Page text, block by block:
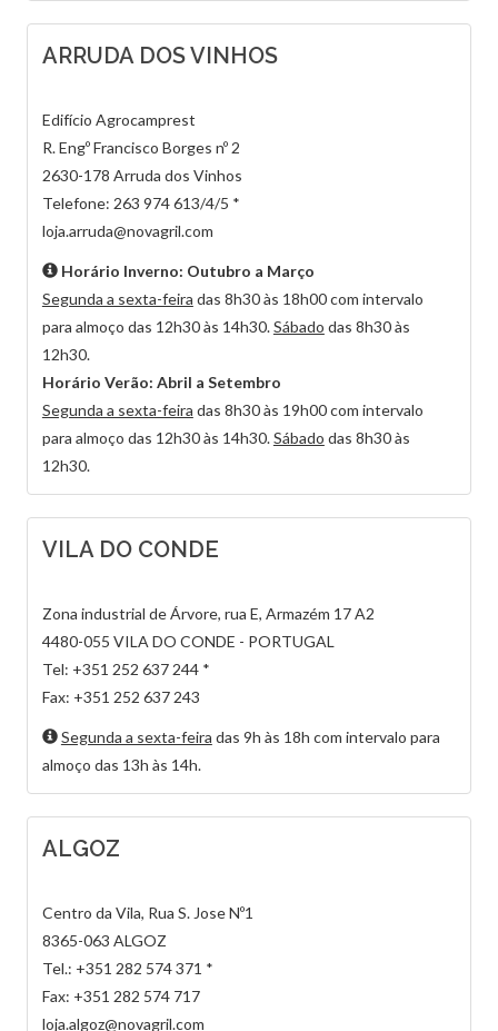
ARRUDA DOS VINHOS
Edifício Agrocamprest
R. Engº Francisco Borges nº 2
2630-178 Arruda dos Vinhos
Telefone: 263 974 613/4/5 *
loja.arruda@novagril.com
Horário Inverno: Outubro a Março
Segunda a sexta-feira das 8h30 às 18h00 com intervalo
para almoço das 12h30 às 14h30.Sábado das 8h30 às
12h30.
Horário Verão: Abril a Setembro
Segunda a sexta-feira das 8h30 às 19h00 com intervalo
para almoço das 12h30 às 14h30.Sábado das 8h30 às
12h30.
VILA DO CONDE
Zona industrial de Árvore, rua E, Armazém 17 A2
4480-055 VILA DO CONDE - PORTUGAL
Tel: +351 252 637 244 *
Fax: +351 252 637 243
Segunda a sexta-feira das 9h às 18h com intervalo para
almoço das 13h às 14h.
ALGOZ
Centro da Vila, Rua S. Jose Nº1
8365-063 ALGOZ
Tel.: +351 282 574 371 *
Fax: +351 282 574 717
loja.algoz@novagril.com